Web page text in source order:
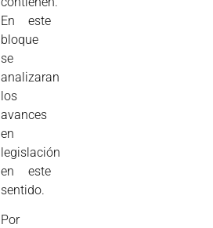
En este
bloque
se
analizaran
los
avances
en
legislación
en este
sentido.
Por